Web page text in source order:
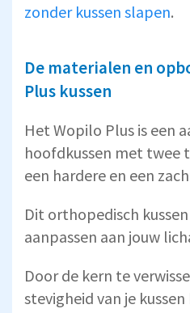
zonder kussen slapen.
De materialen en
Plus kussen
Het Wopilo Plus is een
hoofdkussen met twee
een hardere en een
Dit orthopedisch
aanpassen aan jouw
Door de kern te
stevigheid van je